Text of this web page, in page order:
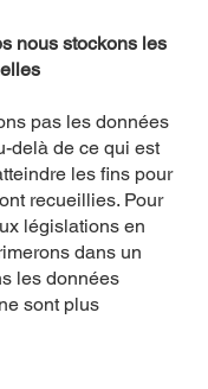
nous stockons les
pas les données
delà de ce qui est
les fins pour
recueillies. Pour
législations en
dans un
les données
sont plus